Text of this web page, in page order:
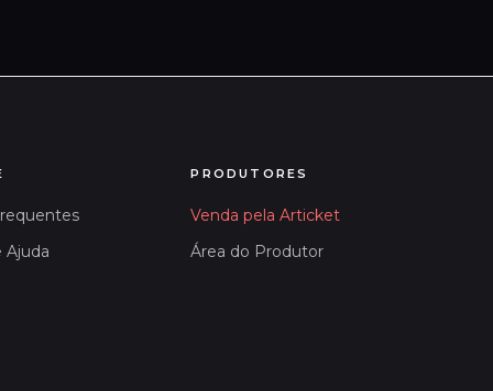
Ajuda
PRODUTORES
Venda pela Articket
Área do Produtor